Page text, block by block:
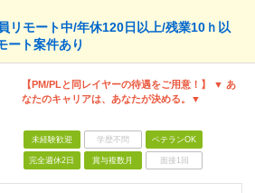
リモート中/年休120日以上/残業10ｈ以
ート案件あり
【PM/PLと同レイヤーの待遇をご用意！】 ▼ あ
なたのキャリアは、あなたが決める。▼
未経験歓迎 学歴不問 ベテランOK
完全週休2日 賞与複数月 面接1回